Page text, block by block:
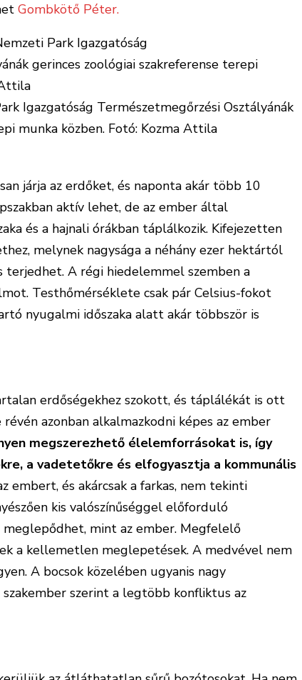
Gombkötő Péter.
Igazgatóság Természetmegőrzési Osztályánák
munka közben. Fotó: Kozma Attila
járja az erdőket, és naponta akár több 10
aktív lehet, de az ember által
és a hajnali órákban táplálkozik. Kifejezetten
melynek nagysága a néhány ezer hektártól
A régi hiedelemmel szemben a
Testhőmérséklete csak pár Celsius-fokot
nyugalmi időszaka alatt akár többször is
erdőségekhez szokott, és táplálékát is ott
azonban alkalmazkodni képes az ember
megszerezhető élelemforrásokat is, így
a vadetetőkre és elfogyasztja a kommunális
embert, és akárcsak a farkas, nem tekinti
kis valószínűséggel előforduló
meglepődhet, mint az ember. Megfelelő
a kellemetlen meglepetések. A medvével nem
A bocsok közelében ugyanis nagy
szerint a legtöbb konfliktus az